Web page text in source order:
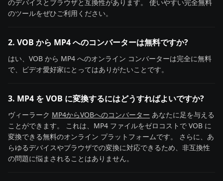
のデバイスとブラウザと互換性があります。 使いやすい完全無料
のツールをぜひご利用ください。
2. VOB から MP4 へのコンバーターは無料ですか?
はい、VOB から MP4 へのオンライン コンバーターは完全に無料
で、ビデオ愛好家にとってはありがたいことです。
3. MP4 を VOB に変換するにはどうすればよいですか?
ヴィーラーク MP4からVOBへのコンバーター あなたに足を与える
ことができます。 これは、MP4 ファイルをゼロコストで VOB に
変換できる無料のオンライン プラットフォームです。 さらに、あ
らゆるデバイスやブラウザでの変換に対応できるため、非互換性
の問題に悩まされることはありません。